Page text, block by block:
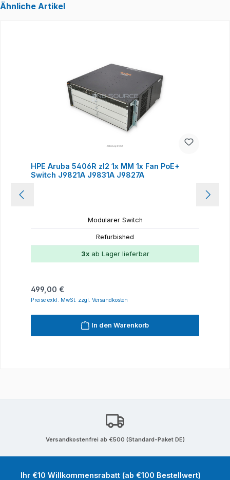
Ähnliche Artikel
HPE Aruba 5406R zl2 1x MM 1x Fan PoE+
Switch J9821A J9831A J9827A
Modularer Switch
Refurbished
3xab Lager lieferbar
Regulärer Preis:
499,00 €
Preise exkl. MwSt. zzgl. Versandkosten
In den Warenkorb
Versandkostenfrei ab €500 (Standard-Paket DE)
Ihr €10 Willkommensrabatt (ab €100 Bestellwert)